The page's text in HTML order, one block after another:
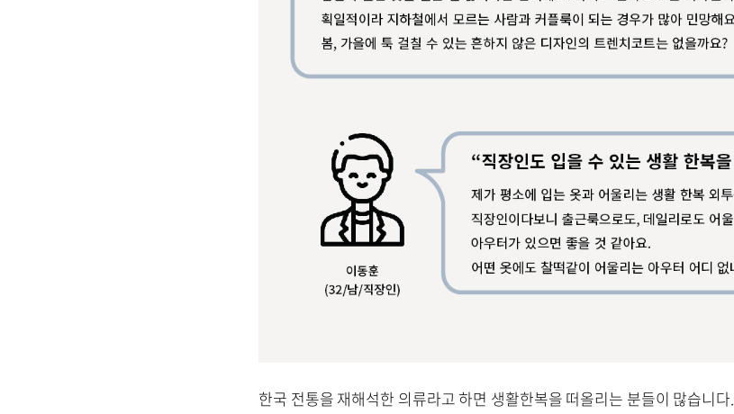
한국 전통을 재해석한 의류라고 하면 생활한복을 떠올리는 분들이 많습니다.